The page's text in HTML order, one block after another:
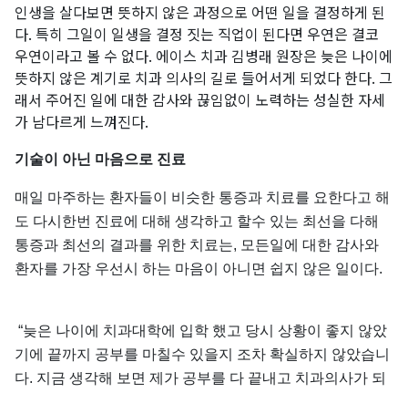
인생을 살다보면 뜻하지 않은 과정으로 어떤 일을 결정하게 된
다. 특히 그일이 일생을 결정 짓는 직업이 된다면 우연은 결코
우연이라고 볼 수 없다. 에이스 치과 김병래 원장은 늦은 나이에
뜻하지 않은 계기로 치과 의사의 길로 들어서게 되었다 한다. 그
래서 주어진 일에 대한 감사와 끊임없이 노력하는 성실한 자세
가 남다르게 느껴진다.
기술이 아닌 마음으로 진료
매일 마주하는 환자들이 비슷한 통증과 치료를 요한다고 해
도 다시한번 진료에 대해 생각하고 할수 있는 최선을 다해
통증과 최선의 결과를 위한 치료는, 모든일에 대한 감사와
환자를 가장 우선시 하는 마음이 아니면 쉽지 않은 일이다.
“늦은 나이에 치과대학에 입학 했고 당시 상황이 좋지 않았
기에 끝까지 공부를 마칠수 있을지 조차 확실하지 않았습니
다. 지금 생각해 보면 제가 공부를 다 끝내고 치과의사가 되